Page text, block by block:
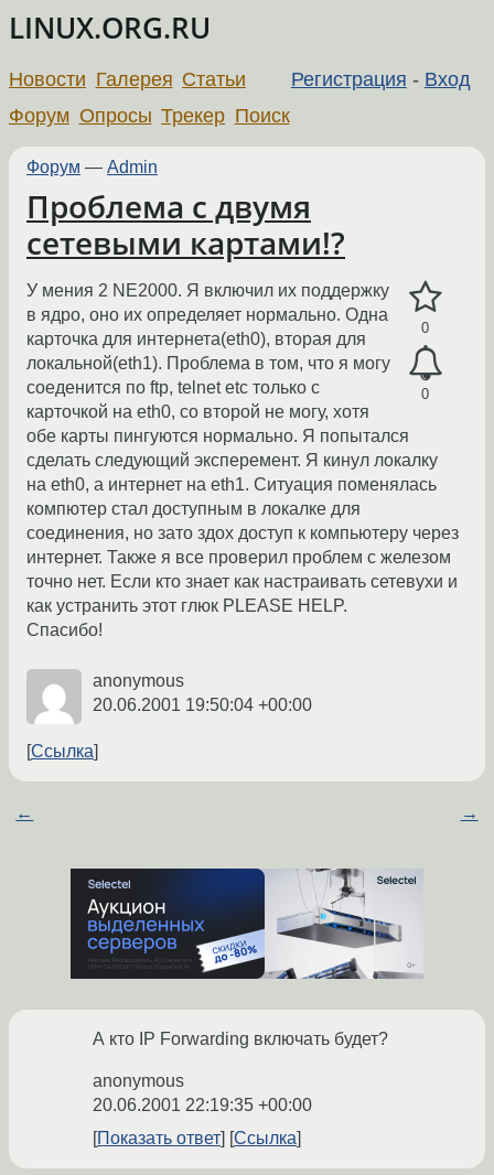
LINUX.ORG.RU
Регистрация - Вход
Новости Галерея Статьи
Форум Опросы Трекер Поиск
Форум — Admin
Проблема с двумя
сетевыми картами!?
0
0
У мения 2 NE2000. Я включил их поддержку
в ядро, оно их определяет нормально. Одна
карточка для интернета(eth0), вторая для
локальной(eth1). Проблема в том, что я могу
соеденится по ftp, telnet etc только с
карточкой на eth0, со второй не могу, хотя
обе карты пингуются нормально. Я попытался
сделать следующий эксперемент. Я кинул локалку
на eth0, а интернет на eth1. Ситуация поменялась
компютер стал доступным в локалке для
соединения, но зато здох доступ к компьютеру через
интернет. Также я все проверил проблем с железом
точно нет. Если кто знает как настраивать сетевухи и
как устранить этот глюк PLEASE HELP.
Спасибо!
anonymous
20.06.2001 19:50:04 +00:00
Ссылка
← →
А кто IP Forwarding включать будет?
anonymous
20.06.2001 22:19:35 +00:00
Показать ответ
Ссылка